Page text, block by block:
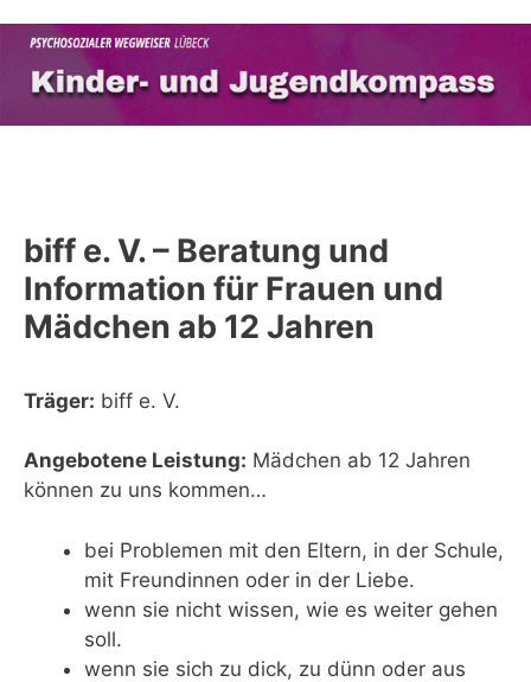
Inhalt
springen
biff e. V. – Beratung und
Information für Frauen und
Mädchen ab 12 Jahren
Träger: biff e. V.
Angebotene Leistung: Mädchen ab 12 Jahren
können zu uns kommen…
bei Problemen mit den Eltern, in der Schule,
mit Freundinnen oder in der Liebe.
wenn sie nicht wissen, wie es weiter gehen
soll.
wenn sie sich zu dick, zu dünn oder aus